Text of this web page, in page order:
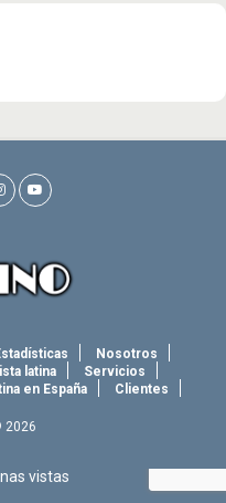
Nosotros
latina
Servicios
en España
Clientes
2026
vistas